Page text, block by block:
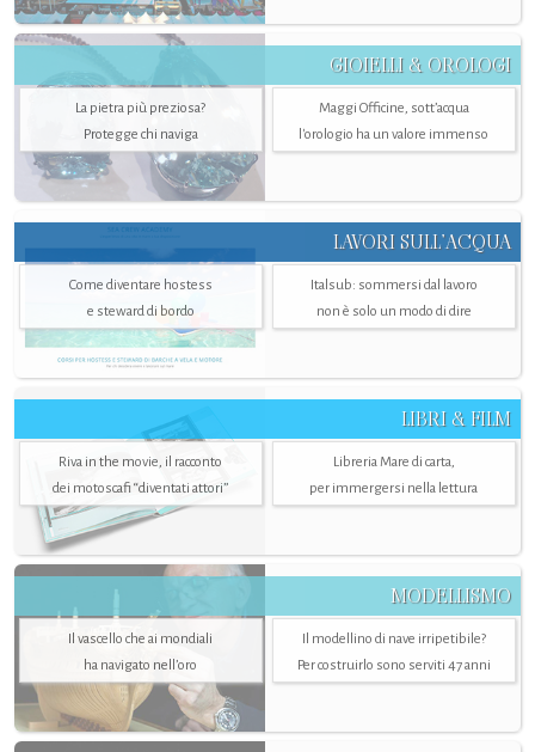
GIOIELLI & OROLOGI
La pietra più preziosa?
Protegge chi naviga
Maggi Officine, sott’acqua
l'orologio ha un valore immenso
LAVORI SULL’ACQUA
Come diventare hostess
e steward di bordo
Italsub: sommersi dal lavoro
non è solo un modo di dire
LIBRI & FILM
Riva in the movie, il racconto
dei motoscafi “diventati attori”
Libreria Mare di carta,
per immergersi nella lettura
MODELLISMO
Il vascello che ai mondiali
ha navigato nell’oro
Il modellino di nave irripetibile?
Per costruirlo sono serviti 47 anni